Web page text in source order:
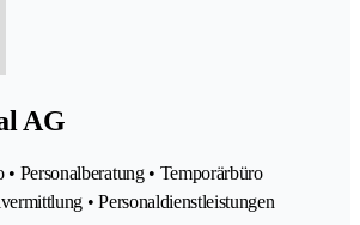
AG
Personalberatung • Temporärbüro
• Personaldienstleistungen